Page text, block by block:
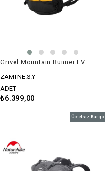
Grivel Mountain Runner EVO 10 Koşu Sırt Çantası
ZAMTNE.S.Y
ADET
₺6.399,00
Ücretsiz Kargo